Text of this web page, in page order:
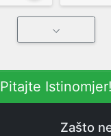
Pitajte Istinomjer!
Zašto